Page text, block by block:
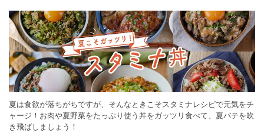
夏は食欲が落ちがちですが、そんなときこそスタミナレシピで元気をチ
ャージ！お肉や夏野菜をたっぷり使う丼をガッツリ食べて、夏バテを吹
き飛ばしましょう！